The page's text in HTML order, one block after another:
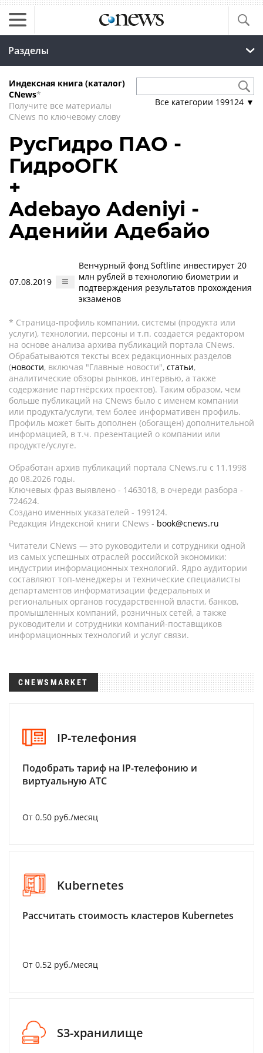
Разделы
Индексная книга (каталог)
CNews*
Получите все материалы
CNews по ключевому слову
Все категории 199124 ▼
РусГидро ПАО -
ГидроОГК
+
Adebayo Adeniyi -
Аденийи Адебайо
07.08.2019
Венчурный фонд Softline инвестирует 20
млн рублей в технологию биометрии и
подтверждения результатов прохождения
экзаменов
* Страница-профиль компании, системы (продукта или
услуги), технологии, персоны и т.п. создается редактором
на основе анализа архива публикаций портала CNews.
Обрабатываются тексты всех редакционных разделов
(новости, включая "Главные новости", статьи,
аналитические обзоры рынков, интервью, а также
содержание партнёрских проектов). Таким образом, чем
больше публикаций на CNews было с именем компании
или продукта/услуги, тем более информативен профиль.
Профиль может быть дополнен (обогащен) дополнительной
информацией, в т.ч. презентацией о компании или
продукте/услуге.
Обработан архив публикаций портала CNews.ru c 11.1998
до 08.2026 годы.
Ключевых фраз выявлено - 1463018, в очереди разбора -
724624.
Создано именных указателей - 199124.
Редакция Индексной книги CNews - book@cnews.ru
Читатели CNews — это руководители и сотрудники одной
из самых успешных отраслей российской экономики:
индустрии информационных технологий. Ядро аудитории
составляют топ-менеджеры и технические специалисты
департаментов информатизации федеральных и
региональных органов государственной власти, банков,
промышленных компаний, розничных сетей, а также
руководители и сотрудники компаний-поставщиков
информационных технологий и услуг связи.
CNEWSMARKET
IP-телефония
Подобрать тариф на IP-телефонию и
виртуальную АТС
От 0.50 руб./месяц
Kubernetes
Рассчитать стоимость кластеров Kubernetes
От 0.52 руб./месяц
S3-хранилище